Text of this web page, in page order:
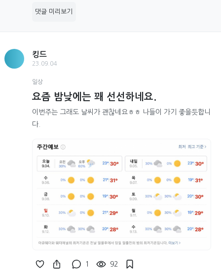
댓글 미리보기
킹드
23.09.04
일상
요즘 밤낮에는 꽤 선선하네요.
이번주는 그래도 날씨가 괜찮네요ㅎㅎ 나들이 가기 좋을듯합니
다.
1 92